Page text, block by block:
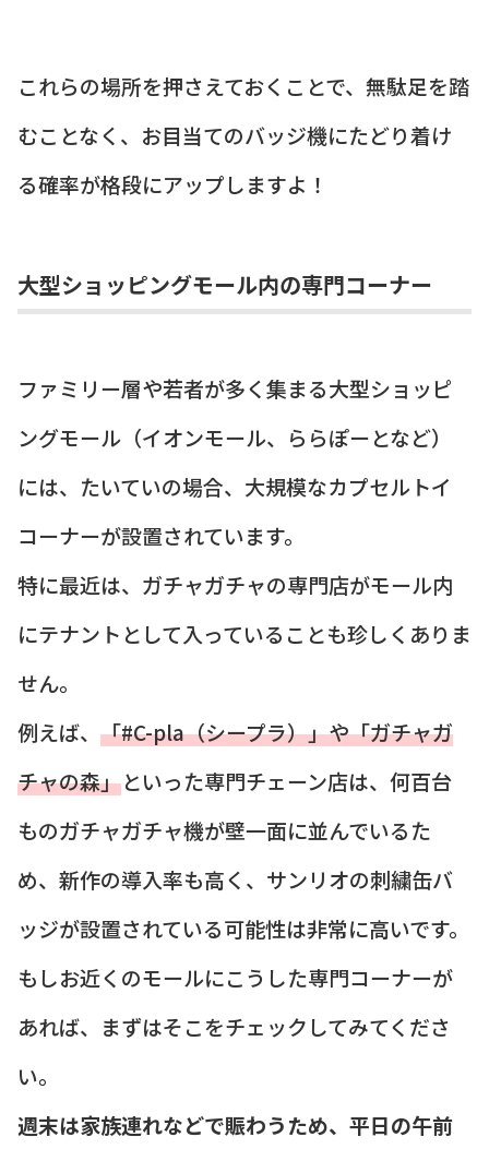
これらの場所を押さえておくことで、無駄足を踏
むことなく、お目当てのバッジ機にたどり着け
る確率が格段にアップしますよ！
大型ショッピングモール内の専門コーナー
ファミリー層や若者が多く集まる大型ショッピ
ングモール（イオンモール、ららぽーとなど）
には、たいていの場合、大規模なカプセルトイ
コーナーが設置されています。
特に最近は、ガチャガチャの専門店がモール内
にテナントとして入っていることも珍しくありま
せん。
例えば、 「#C-pla（シープラ）」や「ガチャガ
チャの森」といった専門チェーン店は、何百台
ものガチャガチャ機が壁一面に並んでいるた
め、新作の導入率も高く、サンリオの刺繍缶バ
ッジが設置されている可能性は非常に高いです。
もしお近くのモールにこうした専門コーナーが
あれば、まずはそこをチェックしてみてくださ
い。
週末は家族連れなどで賑わうため、平日の午前